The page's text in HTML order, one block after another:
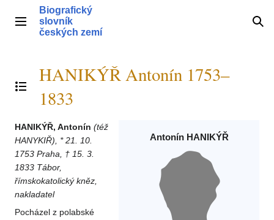
obsahHlavní menu
Biografický
slovník
českých zemí
Přepnout obsah
HANIKÝŘ Antonín 1753–
1833
Antonín HANIKÝŘ
HANIKÝŘ, Antonín (též
HANYKIŘ), * 21. 10.
1753 Praha, † 15. 3.
1833 Tábor,
římskokatolický kněz,
nakladatel
Pocházel z polabské